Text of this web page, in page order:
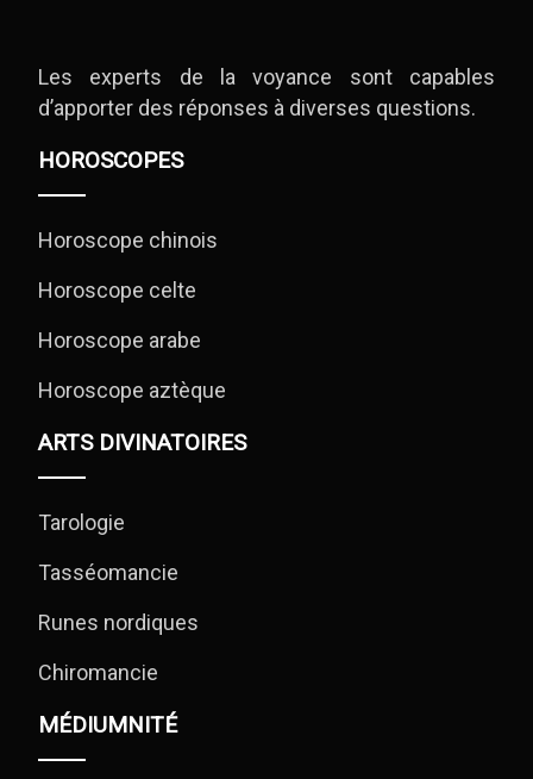
Les experts de la voyance sont capables
d’apporter des réponses à diverses questions.
HOROSCOPES
Horoscope chinois
Horoscope celte
Horoscope arabe
Horoscope aztèque
ARTS DIVINATOIRES
Tarologie
Tasséomancie
Runes nordiques
Chiromancie
MÉDIUMNITÉ